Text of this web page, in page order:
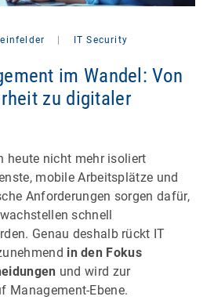
IT Security
im Wandel: Von
zu digitaler
heute nicht mehr isoliert
mobile Arbeitsplätze und
Anforderungen sorgen dafür,
schnell
Genau deshalb rückt IT
in den Fokus
und wird zur
Management-Ebene.